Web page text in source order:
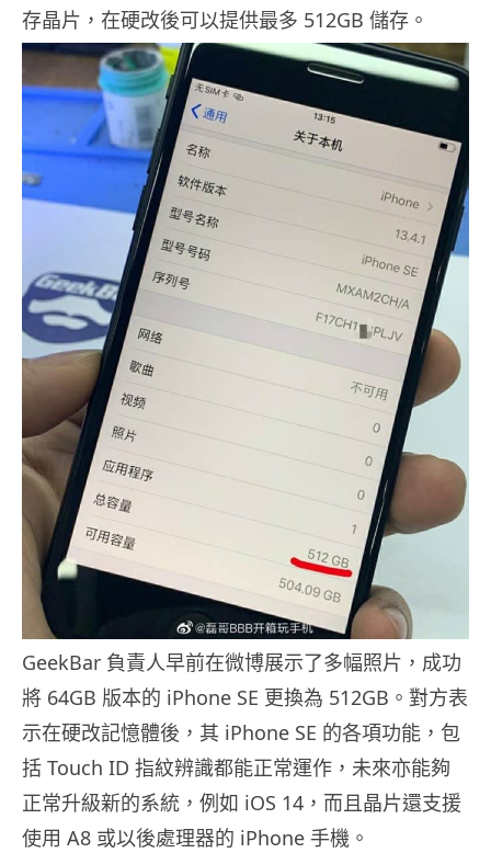
存晶片，在硬改後可以提供最多 512GB 儲存。
GeekBar 負責人早前在微博展示了多幅照片，成功
將 64GB 版本的 iPhone SE 更換為 512GB。對方表
示在硬改記憶體後，其 iPhone SE 的各項功能，包
括 Touch ID 指紋辨識都能正常運作，未來亦能夠
正常升級新的系統，例如 iOS 14，而且晶片還支援
使用 A8 或以後處理器的 iPhone 手機。